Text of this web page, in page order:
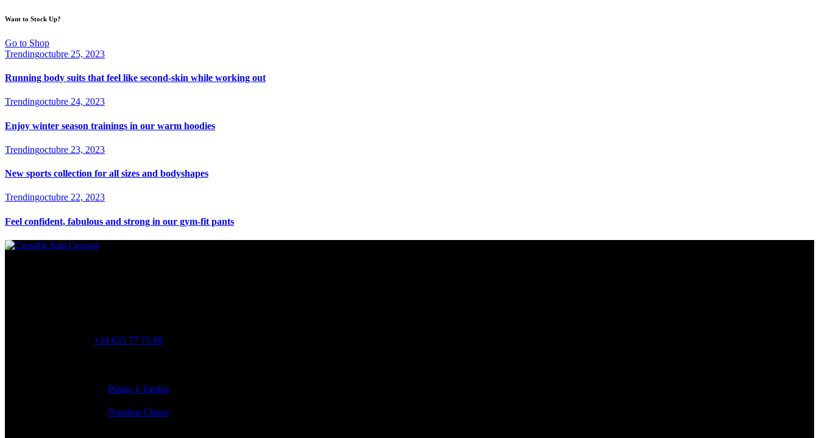
Want to Stock Up?
Go to Shop
Trendingoctubre 25, 2023
Running body suits that feel like second-skin while working out
Trendingoctubre 24, 2023
Enjoy winter season trainings in our warm hoodies
Trendingoctubre 23, 2023
New sports collection for all sizes and bodyshapes
Trendingoctubre 22, 2023
Feel confident, fabulous and strong in our gym-fit pants
+34 635 77 75 69
Planes y Tarifas
Nuestras Clases